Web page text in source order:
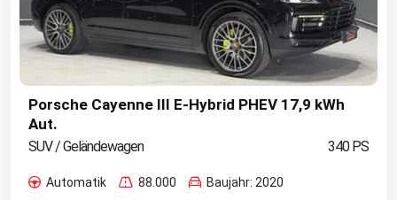
Porsche Cayenne III E-Hybrid PHEV 17,9 kWh
Aut.
SUV / Geländewagen 340 PS
Automatik 88.000
Baujahr: 2020